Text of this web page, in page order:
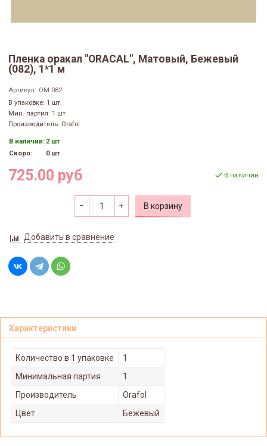
Пленка оракал "ORACAL", Матовый, Бежевый
(082), 1*1 м
Артикул: ОМ 082
В упаковке: 1 шт.
Мин. партия: 1 шт
Производитель: Orafol
В наличии: 2 шт
Скоро:
0 шт
725.00 руб В наличии
В корзину
Добавить в сравнение
Характеристики
Количество в 1 упаковке
1
Минимальная партия
1
Производитель
Orafol
Цвет
Бежевый